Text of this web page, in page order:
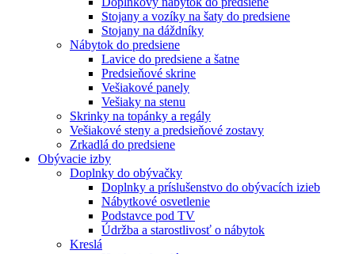
Stojany a vozíky na šaty do predsiene
Stojany na dáždníky
Nábytok do predsiene
Lavice do predsiene a šatne
Predsieňové skrine
Vešiakové panely
Vešiaky na stenu
Skrinky na topánky a regály
Vešiakové steny a predsieňové zostavy
Zrkadlá do predsiene
Obývacie izby
Doplnky do obývačky
Doplnky a príslušenstvo do obývacích izieb
Nábytkové osvetlenie
Podstavce pod TV
Údržba a starostlivosť o nábytok
Kreslá